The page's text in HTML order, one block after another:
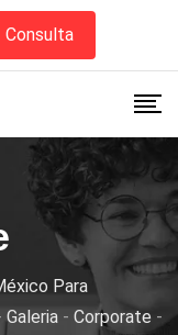
Consulta
Para
Galeria - Corporate -